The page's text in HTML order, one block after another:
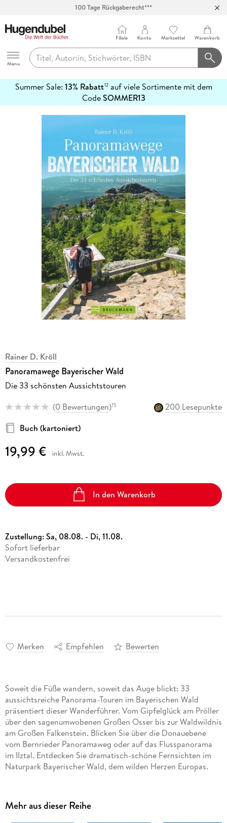
100 Tage Rückgaberecht***
Hugendubel
Menu
Filiale Konto Merkzettel Warenkorb
Summer Sale: 13% Rabatt12auf viele Sortimente mit dem
CodeSOMMER13
erfahren
Rainer D. Kröll
Panoramawege Bayerischer Wald
Die 33 schönsten Aussichtstouren
(0 Bewertungen)15
200 Lesepunkte
Buch (kartoniert)
19,99 € inkl. Mwst.
In den Warenkorb
Zustellung:Sa, 08.08. - Di, 11.08.
Sofort lieferbar
Versandkostenfrei
Merken Empfehlen Bewerten
Soweit die Füße wandern, soweit das Auge blickt: 33
aussichtsreiche Panorama-Touren im Bayerischen Wald
präsentiert dieser Wanderführer. Vom Gipfelglück am Pröller
über den sagenumwobenen Großen Osser bis zur Waldwildnis
am Großen Falkenstein. Blicken Sie über die Donauebene
vom Bernrieder Panoramaweg oder auf das Flusspanorama
im Ilztal. Entdecken Sie dramatisch-schöne Fernsichten im
Naturpark Bayerischer Wald, dem wilden Herzen Europas.
Mehr aus dieser Reihe